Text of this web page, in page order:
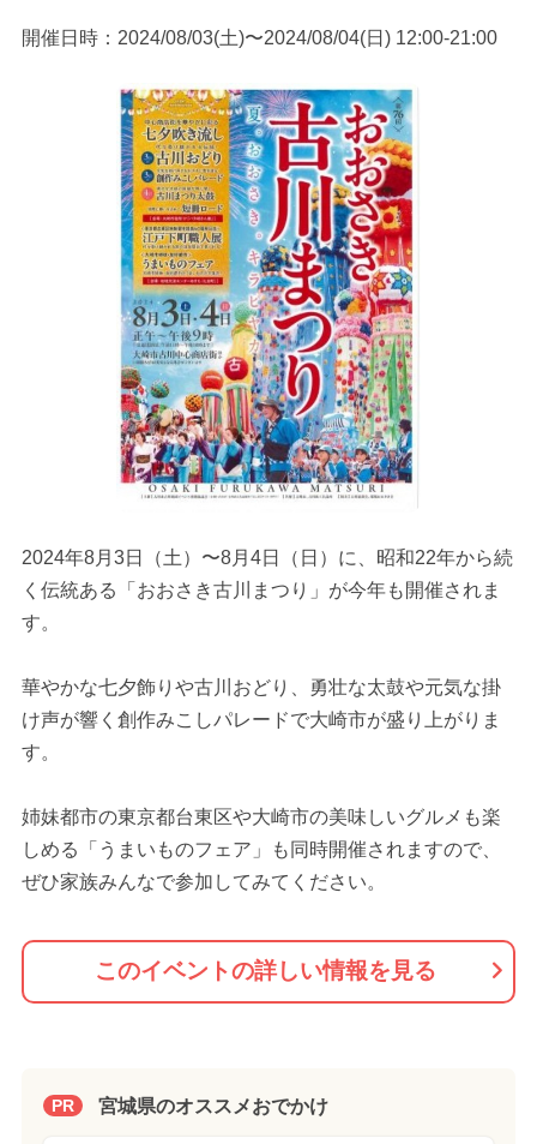
開催日時：2024/08/03(土)〜2024/08/04(日) 12:00-21:00
2024年8月3日（土）〜8月4日（日）に、昭和22年から続
く伝統ある「おおさき古川まつり」が今年も開催されま
す。
華やかな七夕飾りや古川おどり、勇壮な太鼓や元気な掛
け声が響く創作みこしパレードで大崎市が盛り上がりま
す。
姉妹都市の東京都台東区や大崎市の美味しいグルメも楽
しめる「うまいものフェア」も同時開催されますので、
ぜひ家族みんなで参加してみてください。
このイベントの詳しい情報を見る
PR 宮城県のオススメおでかけ